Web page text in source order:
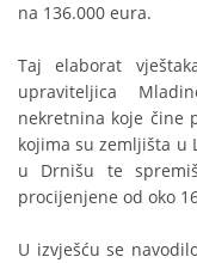
na 136.000 eura.
Taj elaborat
upraviteljica
nekretnina koje čine
kojima su zemljišta u
u Drnišu te
procijenjene od oko
U izvješću se